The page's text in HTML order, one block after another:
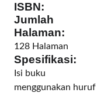
ISBN:
Jumlah
Halaman:
128 Halaman
Spesifikasi:
Isi buku
menggunakan huruf